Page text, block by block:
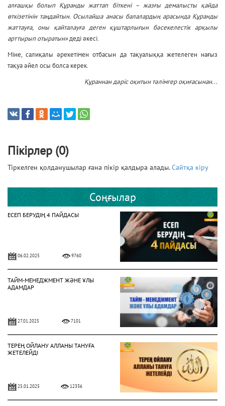
алғашқы болып Құранды жаттап біткені – жазғы демалысты қайда
өткізетінін таңдайтын. Осылайша анасы балалардың арасында Құранды
жаттауға, оны қайталауға деген құштарлығын бәсекелестік арқылы
арттырып отыратын»деді әкесі.
Міне, салиқалы әрекетімен отбасын да тақуалыққа жетелеген нағыз
тақуа әйел осы болса керек.
Құраннан дәріс оқитын тәлімгер оқиғасынан...
Пікірлер (0)
Тіркелген қолданушылар ғана пікір қалдыра алады.Сайтқа кіру
Соңғылар
ЕСЕП БЕРУДІҢ 4 ПАЙДАСЫ
06.02.2025 9760
ТАЙМ-МЕНЕДЖМЕНТ ЖӘНЕ ҰЛЫ
АДАМДАР
27.01.2025 7101
ТЕРЕҢ ОЙЛАНУ АЛЛАНЫ ТАНУҒА
ЖЕТЕЛЕЙДІ
25.01.2025 12336